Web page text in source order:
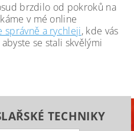
brzdilo od pokroků na
v mé online
správně a rychleji, kde vás
se stali skvělými
TECHNIKY